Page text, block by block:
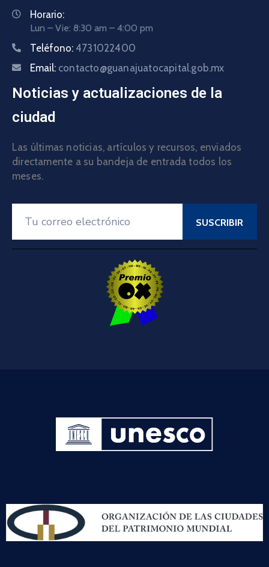
Horario:
Lun – Vie: 8:30 am – 4:00 pm
Teléfono: 4731022400
Email: contacto@guanajuatocapital.gob.mx
Noticias y actualizaciones de la
ciudad
Las últimas noticias, artículos y recursos, enviados
directamente a su bandeja de entrada todos los
meses.